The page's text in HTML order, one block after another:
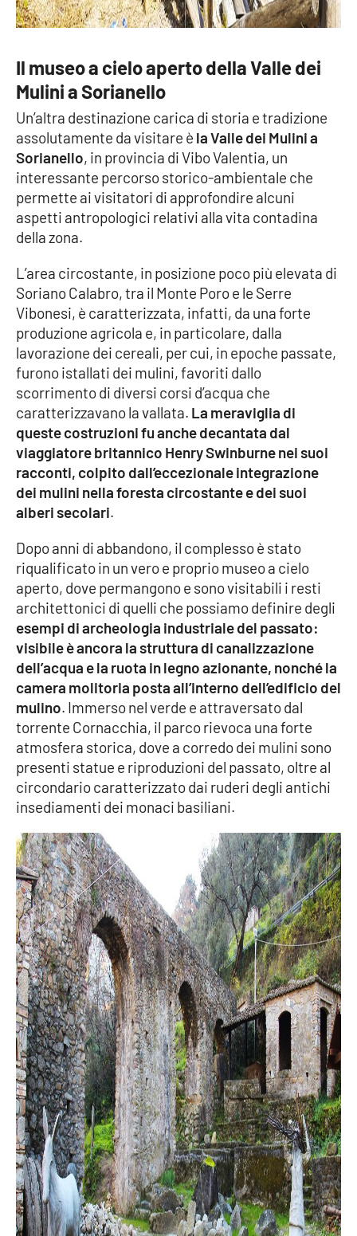
Il museo a cielo aperto della Valle dei
Mulini a Sorianello
Un’altra destinazione carica di storia e tradizione
assolutamente da visitare è la Valle dei Mulini a
Sorianello, in provincia di Vibo Valentia, un
interessante percorso storico-ambientale che
permette ai visitatori di approfondire alcuni
aspetti antropologici relativi alla vita contadina
della zona.
L’area circostante, in posizione poco più elevata di
Soriano Calabro, tra il Monte Poro e le Serre
Vibonesi, è caratterizzata, infatti, da una forte
produzione agricola e, in particolare, dalla
lavorazione dei cereali, per cui, in epoche passate,
furono istallati dei mulini, favoriti dallo
scorrimento di diversi corsi d’acqua che
caratterizzavano la vallata. La meraviglia di
queste costruzioni fu anche decantata dal
viaggiatore britannico Henry Swinburne nei suoi
racconti, colpito dall’eccezionale integrazione
dei mulini nella foresta circostante e dei suoi
alberi secolari.
Dopo anni di abbandono, il complesso è stato
riqualificato in un vero e proprio museo a cielo
aperto, dove permangono e sono visitabili i resti
architettonici di quelli che possiamo definire degli
esempi di archeologia industriale del passato:
visibile è ancora la struttura di canalizzazione
dell’acqua e la ruota in legno azionante, nonché la
camera molitoria posta all’interno dell’edificio del
mulino. Immerso nel verde e attraversato dal
torrente Cornacchia, il parco rievoca una forte
atmosfera storica, dove a corredo dei mulini sono
presenti statue e riproduzioni del passato, oltre al
circondario caratterizzato dai ruderi degli antichi
insediamenti dei monaci basiliani.